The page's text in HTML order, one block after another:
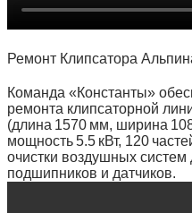
Ремонт Клипсатора
Команда «Константы»
ремонта клипсаторной
(длина 1570 мм, ширина
мощность 5.5 кВт, 120
очистки воздушных
подшипников и датчиков.